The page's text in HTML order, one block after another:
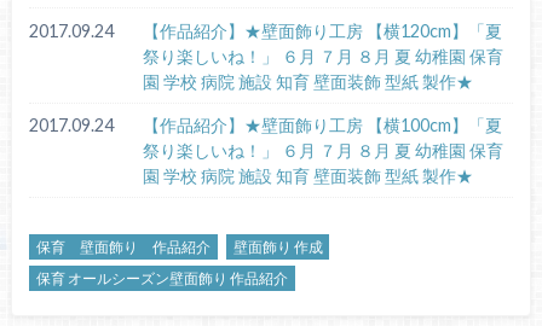
2017.09.24
【作品紹介】★壁面飾り工房 【横120cm】「夏
祭り楽しいね！」 ６月 ７月 ８月 夏 幼稚園 保育
園 学校 病院 施設 知育 壁面装飾 型紙 製作★
2017.09.24
【作品紹介】★壁面飾り工房 【横100cm】「夏
祭り楽しいね！」 ６月 ７月 ８月 夏 幼稚園 保育
園 学校 病院 施設 知育 壁面装飾 型紙 製作★
保育 壁面飾り 作品紹介
壁面飾り 作成
保育 オールシーズン壁面飾り 作品紹介